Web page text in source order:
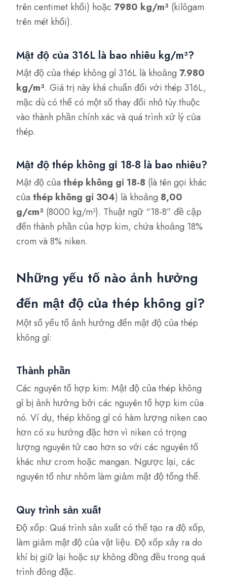
trên centimet khối) hoặc 7980 kg/m³ (kilôgam
trên mét khối).
Mật độ của 316L là bao nhiêu kg/m³?
Mật độ của thép không gỉ 316L là khoảng 7.980
kg/m³. Giá trị này khá chuẩn đối với thép 316L,
mặc dù có thể có một số thay đổi nhỏ tùy thuộc
vào thành phần chính xác và quá trình xử lý của
thép.
Mật độ thép không gỉ 18-8 là bao nhiêu?
Mật độ củathép không gỉ 18-8 (là tên gọi khác
củathép không gỉ 304) là khoảng 8,00
g/cm³ (8000 kg/m³). Thuật ngữ “18-8” đề cập
đến thành phần của hợp kim, chứa khoảng 18%
crom và 8% niken.
Những yếu tố nào ảnh hưởng
đến mật độ của thép không gỉ?
Một số yếu tố ảnh hưởng đến mật độ của thép
không gỉ:
Thành phần
Các nguyên tố hợp kim: Mật độ của thép không
gỉ bị ảnh hưởng bởi các nguyên tố hợp kim của
nó. Ví dụ, thép không gỉ có hàm lượng niken cao
hơn có xu hướng đặc hơn vì niken có trọng
lượng nguyên tử cao hơn so với các nguyên tố
khác như crom hoặc mangan. Ngược lại, các
nguyên tố như nhôm làm giảm mật độ tổng thể.
Quy trình sản xuất
Độ xốp: Quá trình sản xuất có thể tạo ra độ xốp,
làm giảm mật độ của vật liệu. Độ xốp xảy ra do
khí bị giữ lại hoặc sự không đồng đều trong quá
trình đông đặc.